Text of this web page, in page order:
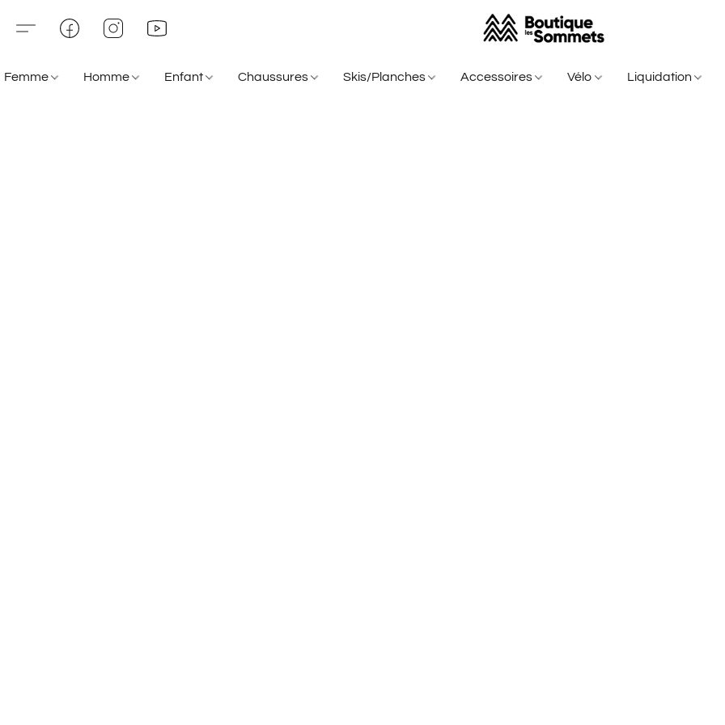
Femme Homme Enfant Chaussures Skis/Planches Accessoires Vélo Liquidation